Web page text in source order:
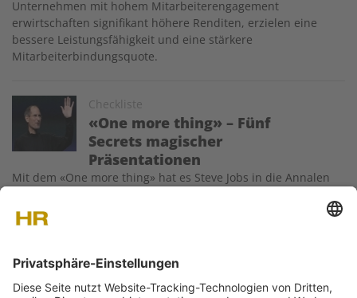
Unternehmen mit hohem Mitarbeiterengagement
erwirtschaften signifikant höhere Renditen, erzielen eine
bessere Leistungsfähigkeit und eine stärkere
Mitarbeiterbindungsquote.
Checkliste
«One more thing» – Fünf
Secrets magischer
Präsentationen
Image
Mit dem «One more thing» hat es Steve Jobs in die Annalen
so oft zitiert worden wie dieser. Seine Präsentationen waren
schlicht – aber dennoch Meisterwerke der Rhetorik, die sich